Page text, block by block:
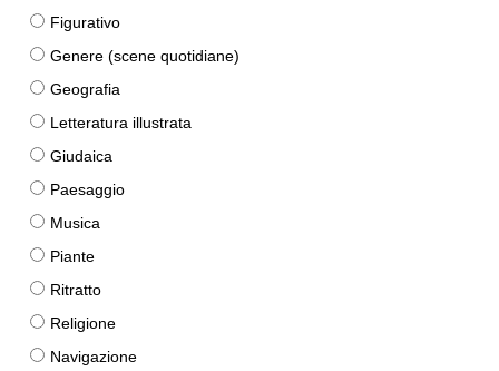
Figurativo
Genere (scene quotidiane)
Geografia
Letteratura illustrata
Giudaica
Paesaggio
Musica
Piante
Ritratto
Religione
Navigazione